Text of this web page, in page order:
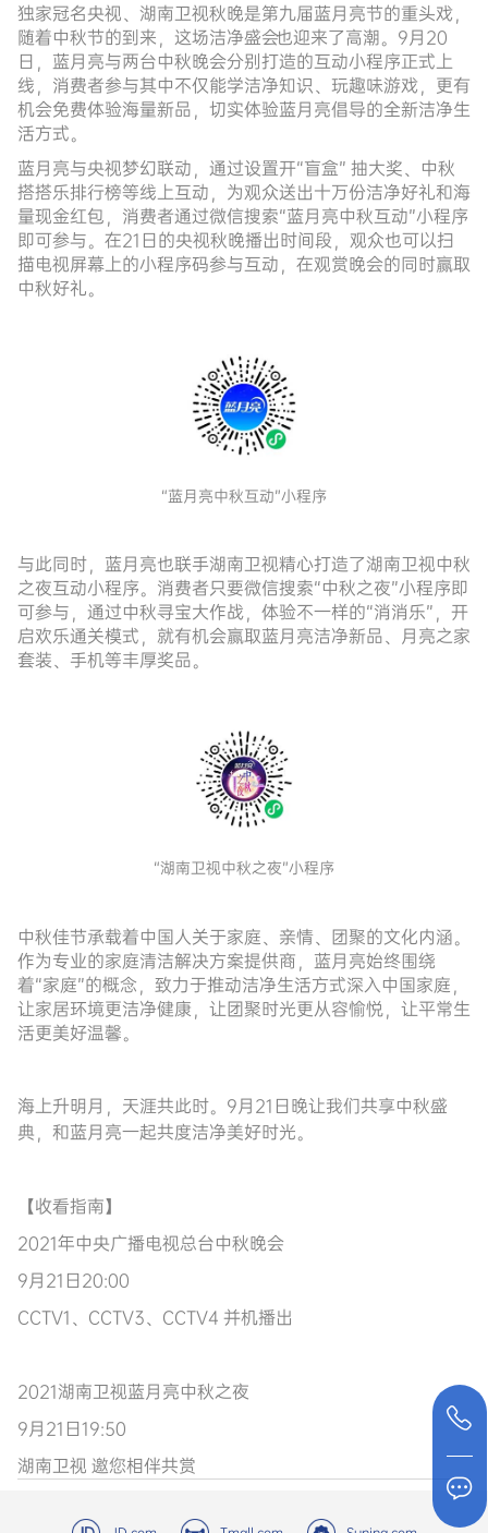
独家冠名央视、湖南卫视秋晚是第九届蓝月亮节的重头戏，
随着中秋节的到来，这场洁净盛会也迎来了高潮。 9月20
日，蓝月亮与两台中秋晚会分别打造的互动小程序正式上
线，消费者参与其中不仅能学洁净知识、玩趣味游戏，更有
机会免费体验海量新品， 切实体验蓝月亮倡导的全新洁净生
活方式。
蓝月亮与央视梦幻联动，通过设置开“盲盒” 抽大奖、中秋
搭搭乐排行榜等线上互动，为观众送出十万份洁净好礼和海
量现金红包，消费者通过微信搜索“蓝月亮中秋互动”小程序
即可参与。在21日的央视秋晚播出时间段，观众也可以扫
描电视屏幕上的小程序码参与互动，在观赏晚会的同时赢取
中秋好礼。
“蓝月亮中秋互动”小程序
与此同时，蓝月亮也联手湖南卫视精心打造了湖南卫视中秋
之夜互动小程序。消费者只要微信搜索“中秋之夜”小程序即
可参与，通过中秋寻宝大作战，体验不一样的“消消乐”，开
启欢乐通关模式，就有机会赢取蓝月亮洁净新品、月亮之家
套装、手机等丰厚奖品。
“湖南卫视中秋之夜”小程序
中秋佳节承载着中国人关于家庭、亲情、团聚的文化内涵。
作为专业的家庭清洁解决方案提供商，蓝月亮始终围绕
着“家庭”的概念，致力于推动洁净生活方式深入中国家庭，
让家居环境更洁净健康，让团聚时光更从容愉悦，让平常生
活更美好温馨。
海上升明月，天涯共此时。 9月21日晚让我们共享中秋盛
典，和蓝月亮一起共度洁净美好时光。
【收看指南】
2021年中央广播电视总台中秋晚会
9月21日20:00
CCTV1、CCTV3、CCTV4 并机播出
2021湖南卫视蓝月亮中秋之夜
9月21日19:50
湖南卫视 邀您相伴共赏